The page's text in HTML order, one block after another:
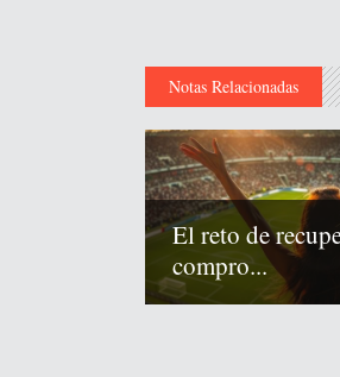
Notas Relacionadas
El reto de
compro...